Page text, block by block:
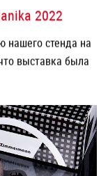
2022
стенда на
выставка была